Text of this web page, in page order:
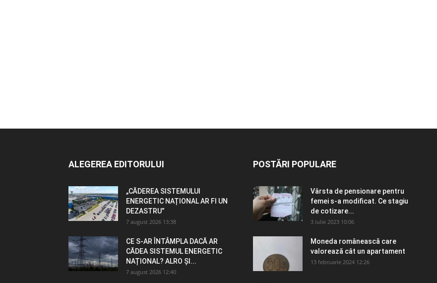
ALEGEREA EDITORULUI
„CĂDEREA SISTEMULUI
ENERGETIC NAȚIONAL AR FI UN
DEZASTRU”
7 august 2026 13:38
CE S-AR ÎNTÂMPLA DACĂ AR
CĂDEA SISTEMUL ENERGETIC
NAȚIONAL? ALRO ȘI...
7 august 2026 12:40
POSTĂRI POPULARE
Vârsta de pensionare pentru
femei s-a modificat. Ce stagiu
de cotizare...
3 iulie 2023 10:06
Moneda românească care
valorează cât un apartament
13 februarie 2024 12:26